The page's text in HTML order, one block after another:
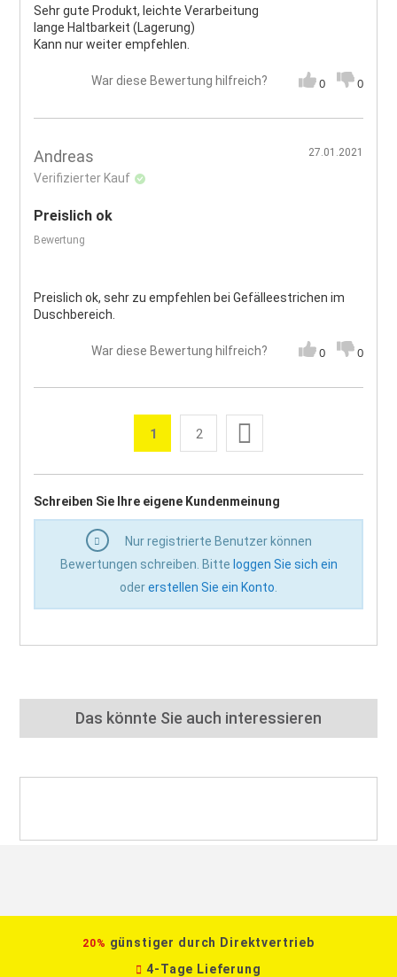
Sehr gute Produkt, leichte Verarbeitung
lange Haltbarkeit (Lagerung)
Kann nur weiter empfehlen.
War diese Bewertung hilfreich? 0 0
Andreas
Verifizierter Kauf
27.01.2021
Preislich ok
Bewertung
Preislich ok, sehr zu empfehlen bei Gefälleestrichen im
Duschbereich.
War diese Bewertung hilfreich? 0 0
Seite
Sie lesen gerade die Seite
1 Seite
2
Schreiben Sie Ihre eigene Kundenmeinung
Nur registrierte Benutzer können
Bewertungen schreiben. Bitte loggen Sie sich ein
odererstellen Sie ein Konto
Das könnte Sie auch interessieren
20% günstiger durch Direktvertrieb
4-Tage Lieferung